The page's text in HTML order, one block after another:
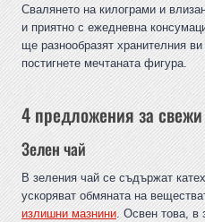
Свалянето на килограми и
и приятно с ежедневна
ще разнообразят хранителния
постигнете мечтаната фигура.
4 предложения за
Зелен чай
В зеления чай се съдържат
ускоряват обмяната на
излишни мазнини. Освен това, в